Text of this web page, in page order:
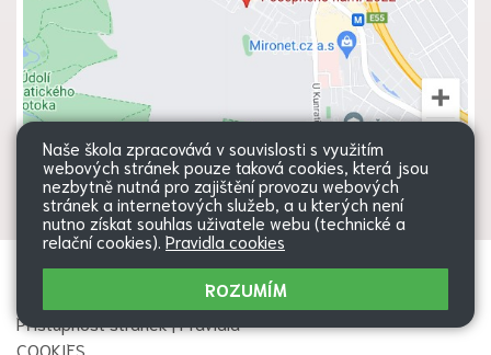
Všechna práva vyhrazena. Copyright
|Přihlásit|
Přístupnost stránek|Pravidla
COOKIES
Web školy
Naše škola zpracovává v souvislosti s využitím
webových stránek pouze taková cookies, která jsou
nezbytně nutná pro zajištění provozu webových
stránek a internetových služeb, a u kterých není
nutno získat souhlas uživatele webu (technické a
relační cookies). Pravidla cookies
ROZUMÍM